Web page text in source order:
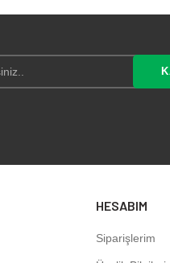
HESABIM
Siparişlerim